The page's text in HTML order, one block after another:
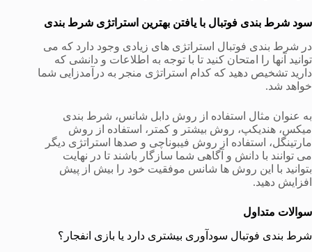
سود شرط بندی فوتبال با یافتن بهترین استراتژی شرط بندی
در شرط بندی فوتبال استراتژی های زیادی وجود دارد که می
توانید آنها را امتحان کنید تا با توجه به اطلاعات و دانشی که
دارید تشخیص دهید که کدام استراتژی منجر به درآمدزایی شما
خواهد شد.
به عنوان مثال استفاده از روش دابل شانس، شرط بندی
میکس، هندیکپ، روش بیشتر و کمتر، استفاده از روش
مارتینگل، استفاده از روش فیبوناچی و صدها استراتژی دیگر
می توانند با دانش و آگاهی شما سازگار باشند تا در نهایت
بتوانید با این روش ها شانس موفقیت خود را بیش از پیش
افزایش دهید.
سوالات متداول
شرط بندی فوتبال سودآوری بیشتری دارد یا بازی انفجار؟